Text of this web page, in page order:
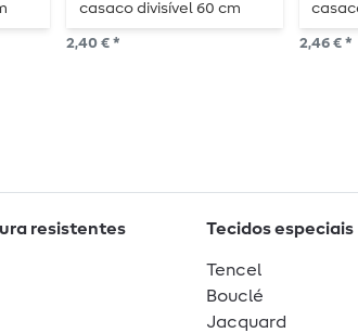
casaco divisível 60 cm
2,40 € * 2,46 € *
resistentes Tecidos especiais
Tencel
Bouclé
Jacquard